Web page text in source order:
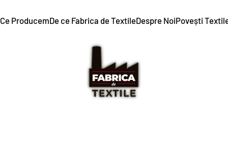
Ce ProducemDe ce Fabrica de TextileDespre NoiPovești